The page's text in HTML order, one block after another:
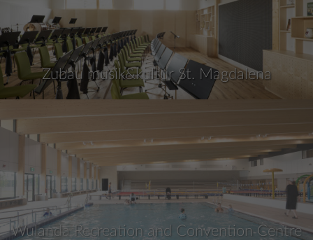
Zubau musik&kultur St. Magdalena
Wulanda Recreation and Convention Centre